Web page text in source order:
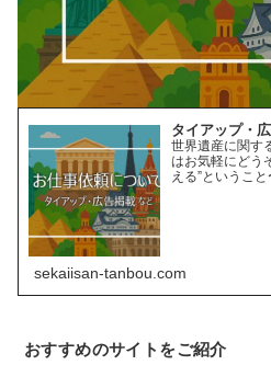
タイアップ・
世界遺産に関す
はお気軽にどう
える”というこ
sekaiisan-tanbou.com
おすすめのサイトをご紹介